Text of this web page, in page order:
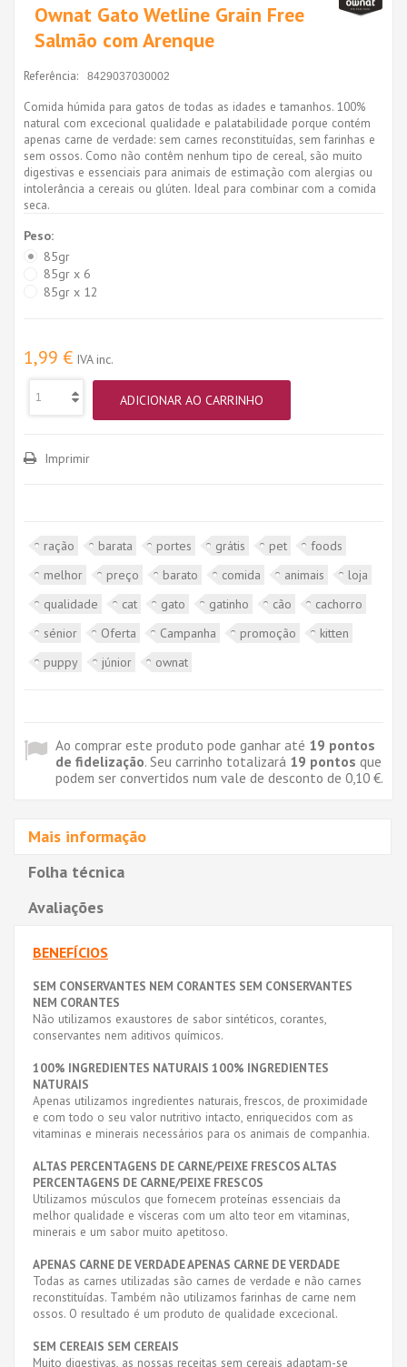
Ownat Gato Wetline Grain Free
Salmão com Arenque
Referência: 8429037030002
Comida húmida para gatos de todas as idades e tamanhos. 100%
natural com excecional qualidade e palatabilidade porque contém
apenas carne de verdade: sem carnes reconstituídas, sem farinhas e
sem ossos. Como não contêm nenhum tipo de cereal, são muito
digestivas e essenciais para animais de estimação com alergias ou
intolerância a cereais ou glúten. Ideal para combinar com a comida
seca.
Peso:
85gr
85gr x 6
85gr x 12
1,99 € IVA inc.
ADICIONAR AO CARRINHO
Imprimir
ração barata portes grátis pet
foods
melhor
preço barato comida animais
loja
qualidade
cat gato gatinho cão
cachorro
sénior
Oferta Campanha promoção
kitten
puppy
júnior ownat
Ao comprar este produto pode ganhar até 19 pontos
de fidelização. Seu carrinho totalizará 19 pontos que
podem ser convertidos num vale de desconto de 0,10 €.
Mais informação
Folha técnica
Avaliações
BENEFÍCIOS
SEM CONSERVANTES NEM CORANTES SEM CONSERVANTES
NEM CORANTES
Não utilizamos exaustores de sabor sintéticos, corantes,
conservantes nem aditivos químicos.
100% INGREDIENTES NATURAIS 100% INGREDIENTES
NATURAIS
Apenas utilizamos ingredientes naturais, frescos, de proximidade
e com todo o seu valor nutritivo intacto, enriquecidos com as
vitaminas e minerais necessários para os animais de companhia.
ALTAS PERCENTAGENS DE CARNE/PEIXE FRESCOS ALTAS
PERCENTAGENS DE CARNE/PEIXE FRESCOS
Utilizamos músculos que fornecem proteínas essenciais da
melhor qualidade e vísceras com um alto teor em vitaminas,
minerais e um sabor muito apetitoso.
APENAS CARNE DE VERDADE APENAS CARNE DE VERDADE
Todas as carnes utilizadas são carnes de verdade e não carnes
reconstituídas. Também não utilizamos farinhas de carne nem
ossos. O resultado é um produto de qualidade excecional.
SEM CEREAIS SEM CEREAIS
Muito digestivas, as nossas receitas sem cereais adaptam-se